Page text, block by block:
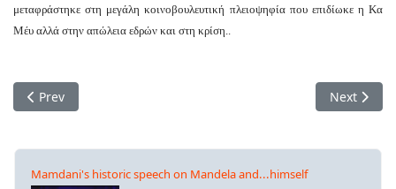
μεταφράστηκε στη μεγάλη κοινοβουλευτική πλειοψηφία που επιδίωκε η Κα
Μέυ αλλά στην απώλεια εδρών και στη κρίση..
Previous article: Ο σεξισμός των κρετίνων, τα “παντελόνια”
Prev Next
Next
Mamdani's historic speech on Mandela and...himself